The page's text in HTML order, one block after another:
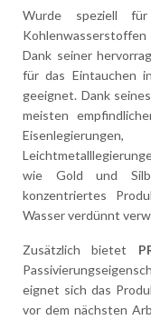
Wurde speziell
Dank seiner
für das Eintauchen
geeignet. Dank
meisten
wie Gold und
konzentriertes
Wasser verdünnt
Zusätzlich bietet
eignet sich das
vor dem nächsten